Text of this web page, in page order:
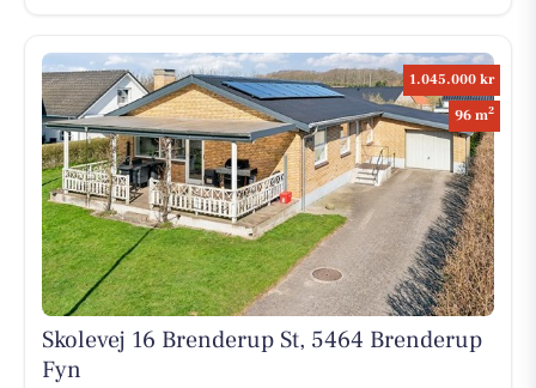
1.045.000 kr
96 m2
Skolevej 16 Brenderup St, 5464 Brenderup
Fyn